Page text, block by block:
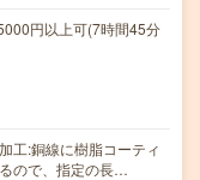
円以上可(7時間45分
工:銅線に樹脂コーティ
ので、指定の長…